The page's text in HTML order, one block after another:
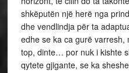
shkëputën një herë nga
dhe vendlindja për ta
edhe se ka ca gurë varresh,
top, dinte… por nuk i kishte
qytete gjigante, se ka